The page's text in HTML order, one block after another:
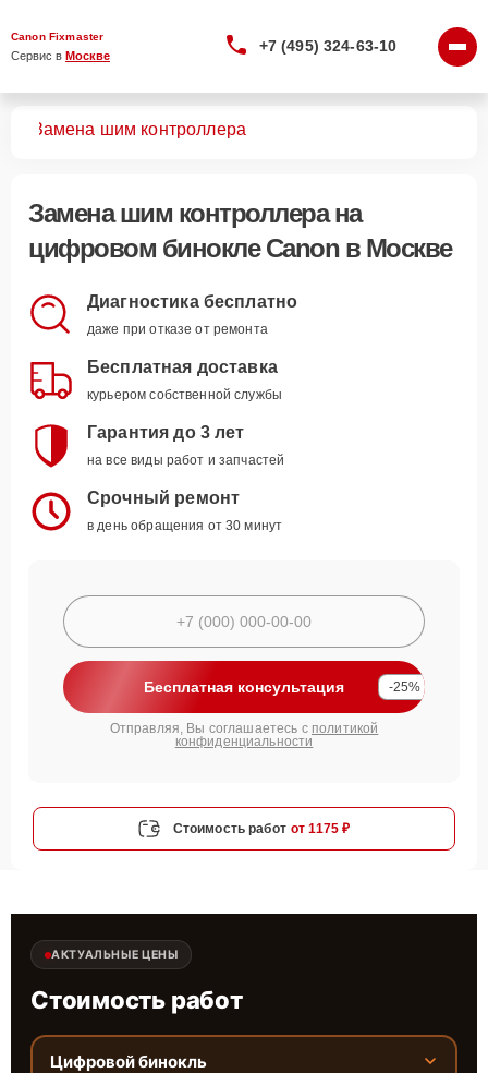
Canon Fixmaster
Сервис в Москве
+7 (495) 324-63-10
Замена шим контроллера
Замена шим контроллерана
цифровом бинокле Canon в Москве
Диагностика бесплатно
даже при отказе от ремонта
Бесплатная доставка
курьером собственной службы
Гарантия до 3 лет
на все виды работ и запчастей
Срочный ремонт
в день обращения от 30 минут
Бесплатная консультация -25%
Отправляя, Вы соглашаетесь с политикой
конфиденциальности
Стоимость работ от 1175 ₽
АКТУАЛЬНЫЕ ЦЕНЫ
Стоимость работ
Цифровой бинокль